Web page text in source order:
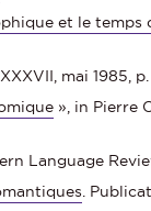
et le temps
XXXVII, mai 1985, p.
», in Pierre
Language
.